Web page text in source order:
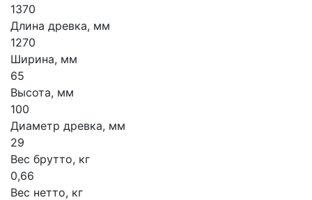
1370
Длина древка, мм
1270
Ширина, мм
65
Высота, мм
100
Диаметр древка, мм
29
Вес брутто, кг
0,66
Вес нетто, кг